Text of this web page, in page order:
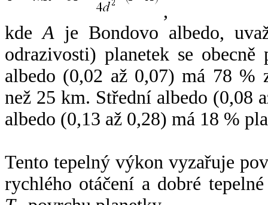
,
kdeA je Bondovo albedo,
odrazivosti) planetek se
albedo (0,02 až 0,07) má 78 %
než 25 km. Střední albedo (0,08
albedo (0,13 až 0,28) má 18 %
Tento tepelný výkon vyzařuje
rychlého otáčení a dobré